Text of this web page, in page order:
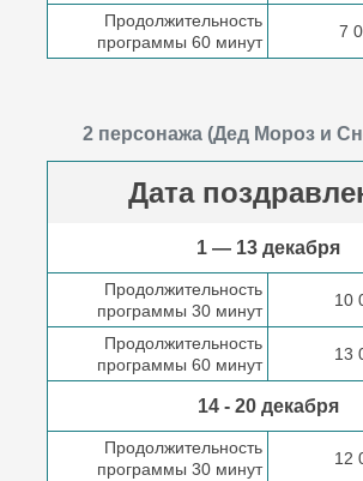
Продолжительность
программы 60 минут
7
2 персонажа (Дед Мороз и
Дата
1 — 13 декабря
Продолжительность
программы 30 минут
10
Продолжительность
программы 60 минут
13
14 - 20 декабря
Продолжительность
программы 30 минут
12